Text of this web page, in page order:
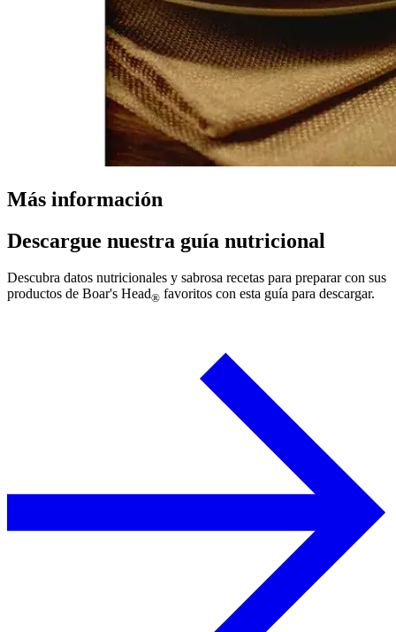
Más información
Descargue nuestra guía nutricional
Descubra datos nutricionales y sabrosa recetas para preparar con sus
productos de Boar's Head® favoritos con esta guía para descargar.